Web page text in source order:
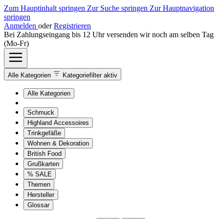
Zum Hauptinhalt springen Zur Suche springen Zur Hauptnavigation
springen
Anmelden oder Registrieren
Bei Zahlungseingang bis 12 Uhr versenden wir noch am selben Tag
(Mo-Fr)
Alle Kategorien Kategoriefilter aktiv
Alle Kategorien
Schmuck
Highland Accessoires
Trinkgefäße
Wohnen & Dekoration
British Food
Grußkarten
% SALE
Themen
Hersteller
Glossar